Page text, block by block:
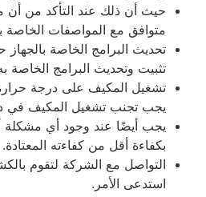
حيث أن ذلك عند التأكد من أن
متوافق مع المواصفات الخاصة
تحديث البرامج الخاصة بالجهاز
تثبيت وتحديث البرامج الخاصة به.
تشغيل المكيف على درجة حرارة
يجب تجنب تشغيل المكيف في
يجب أيضًا عند وجود أي مشكلة أو
بكفاءة أقل من كفاءته المعتادة.
التواصل مع الشركة لتقوم بالكشف
استدعى الأمر.